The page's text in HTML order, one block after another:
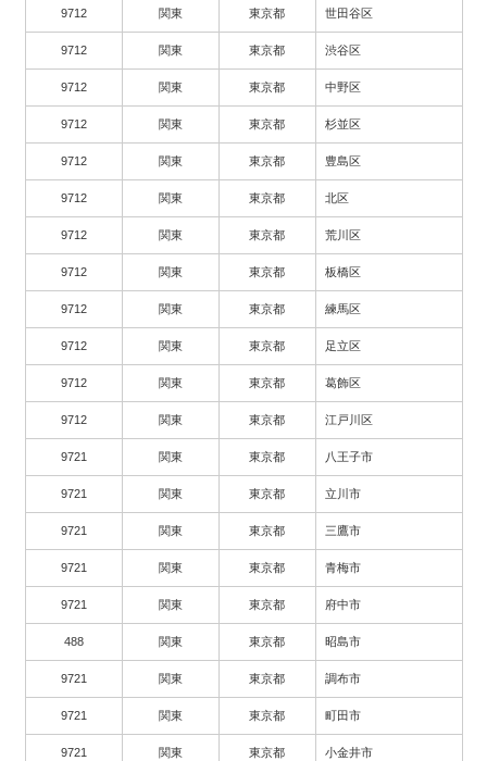
9712 関東 東京都 世田谷区
9712 関東 東京都 渋谷区
9712 関東 東京都 中野区
9712 関東 東京都 杉並区
9712 関東 東京都 豊島区
9712 関東 東京都 北区
9712 関東 東京都 荒川区
9712 関東 東京都 板橋区
9712 関東 東京都 練馬区
9712 関東 東京都 足立区
9712 関東 東京都 葛飾区
9712 関東 東京都 江戸川区
9721 関東 東京都 八王子市
9721 関東 東京都 立川市
9721 関東 東京都 三鷹市
9721 関東 東京都 青梅市
9721 関東 東京都 府中市
488 関東 東京都 昭島市
9721 関東 東京都 調布市
9721 関東 東京都 町田市
9721 関東 東京都 小金井市